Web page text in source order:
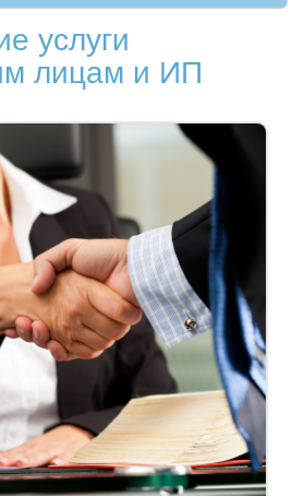
услуги
лицам и ИП